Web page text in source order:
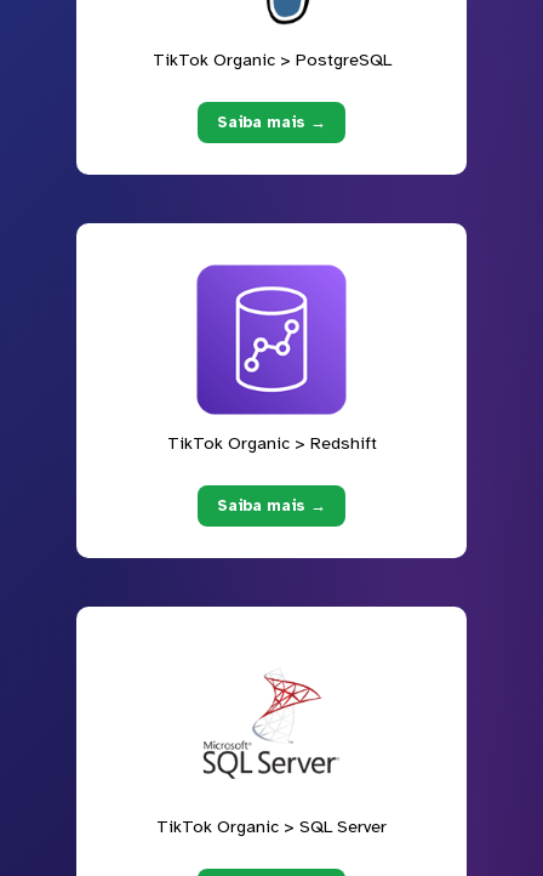
TikTok Organic > PostgreSQL
Saiba mais →
TikTok Organic > Redshift
Saiba mais →
TikTok Organic > SQL Server